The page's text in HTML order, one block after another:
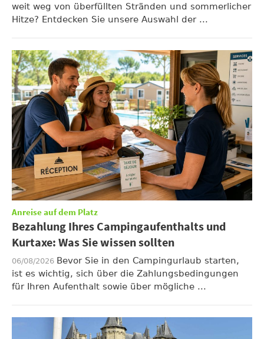
weit weg von überfüllten Stränden und sommerlicher
Hitze? Entdecken Sie unsere Auswahl der ...
Anreise auf dem Platz
Bezahlung Ihres Campingaufenthalts und
Kurtaxe: Was Sie wissen sollten
06/08/2026 Bevor Sie in den Campingurlaub starten,
ist es wichtig, sich über die Zahlungsbedingungen
für Ihren Aufenthalt sowie über mögliche ...